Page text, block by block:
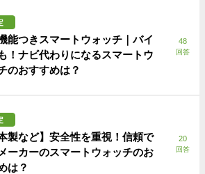
能つきスマートウォッチ｜バイ
！ナビ代わりになるスマートウ
のおすすめは？
48
回答
本製など】安全性を重視！信頼で
ーカーのスマートウォッチのお
は？
20
回答